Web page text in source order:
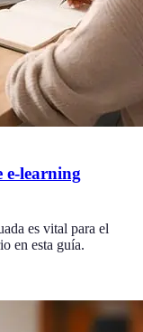
e-learning
es vital para el
en esta guía.